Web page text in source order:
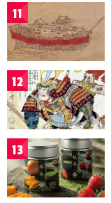
11
12
13